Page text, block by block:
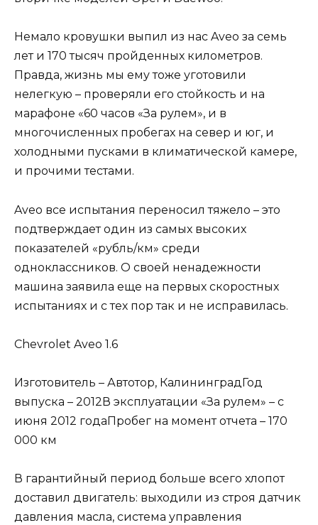
Немало кровушки выпил из нас Aveo за семь
лет и 170 тысяч пройденных километров.
Правда, жизнь мы ему тоже уготовили
нелегкую – проверяли его стойкость и на
марафоне «60 часов «За рулем», и в
многочисленных пробегах на север и юг, и
холодными пусками в климатической камере,
и прочими тестами.
Aveo все испытания переносил тяжело – это
подтверждает один из самых высоких
показателей «рубль/км» среди
одноклассников. О своей ненадежности
машина заявила еще на первых скоростных
испытаниях и с тех пор так и не исправилась.
Chevrolet Aveo 1.6
Изготовитель – Автотор, КалининградГод
выпуска – 2012В эксплуатации «За рулем» – с
июня 2012 годаПробег на момент отчета – 170
000 км
В гарантийный период больше всего хлопот
доставил двигатель: выходили из строя датчик
давления масла, система управления